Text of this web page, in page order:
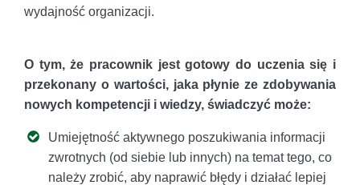
wydajność organizacji.
O tym, że pracownik jest gotowy do uczenia się i
przekonany o wartości, jaka płynie ze zdobywania
nowych kompetencji i wiedzy, świadczyć może:
Umiejętność aktywnego poszukiwania informacji
zwrotnych (od siebie lub innych) na temat tego, co
należy zrobić, aby naprawić błędy i działać lepiej